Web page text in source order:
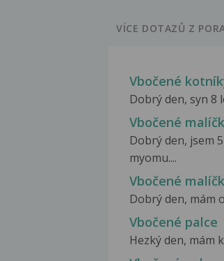
VÍCE DOTAZŮ Z
Vbočené
Dobrý den, syn 8
Vbočené
Dobrý den, jsem
myomu....
Vbočené
Dobrý den, mám
Vbočené palce
Hezký den, mám